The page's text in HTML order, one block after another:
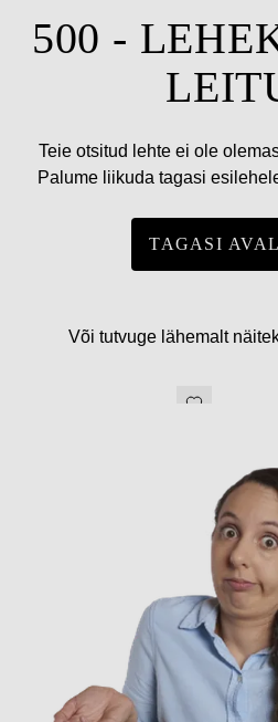
500 -
Teie otsitud lehte ei ole
Palume liikuda tagasi
TAGASI
Või tutvuge lähemalt